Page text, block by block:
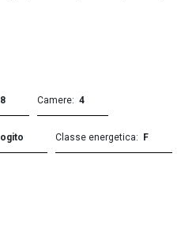
8 Camere 4
Classe energetica F